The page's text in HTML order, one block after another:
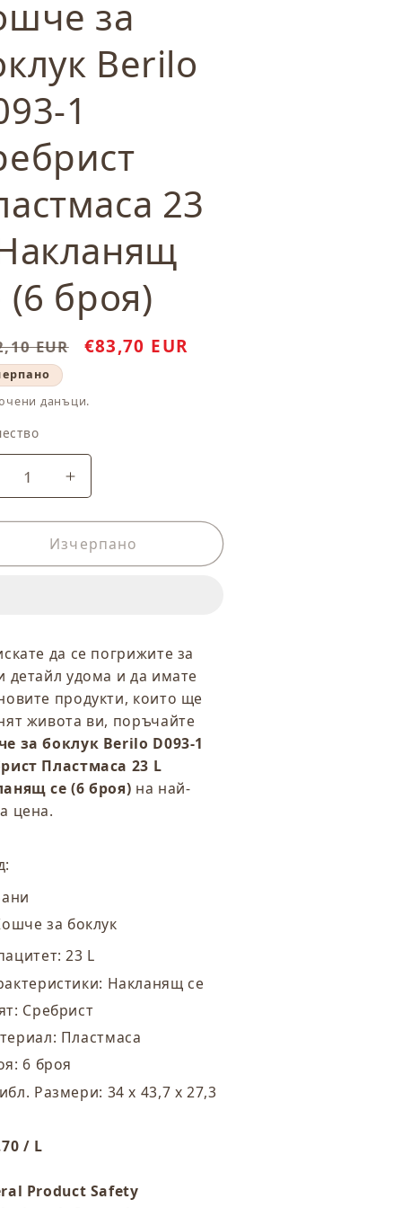
за
Berilo
1
23
(6 броя)
EUR
Цена
разпродажба
€83,70 EUR
данъци.
Увеличаване
на
количеството
за
Кошче
1
Сребрист
Пластмаса
23
L
Накланящ
се
(6
Изчерпано
да се погрижите за
детайл удома и да имате
продукти, които ще
живота ви, поръчайте
за боклук Berilo D093-1
Пластмаса 23 L
се (6 броя) на най-
цена.
за боклук
23 L
Накланящ се
Сребрист
Пластмаса
6 броя
Размери: 34 x 43,7 x 27,3
/ L
Product Safety